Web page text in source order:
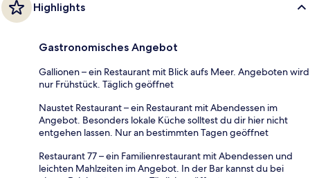
Highlights
Gastronomisches Angebot
Gallionen – ein Restaurant mit Blick aufs Meer. Angeboten wird
nur Frühstück. Täglich geöffnet
Naustet Restaurant – ein Restaurant mit Abendessen im
Angebot. Besonders lokale Küche solltest du dir hier nicht
entgehen lassen. Nur an bestimmten Tagen geöffnet
Restaurant 77 – ein Familienrestaurant mit Abendessen und
leichten Mahlzeiten im Angebot. In der Bar kannst du bei